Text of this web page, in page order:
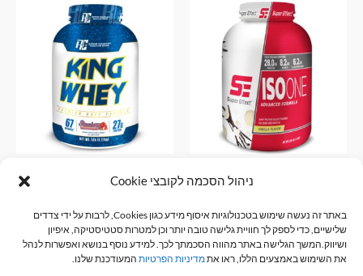
ניהול הסכמה לקובצי Cookie
באתר זה נעשה שימוש בטכנולוגיות איסוף מידע כגון Cookies, לרבות על ידי צדדים
שלישיים, כדי לספק לך חוויית גלישה טובה יותר וכן למטרות סטטיסטיקה, איפיון
ושיווק.המשך הגלישה באתר מהווה הסכמתך לכך. למידע נוסף בנושא ואפשרות לנהל
את השימוש באמצעים הללו, ראו אתמדיניות הפרטיות המעודכנת שלנו.
כללי
₪379.00
הוספה לסל
אבקת חלבון Whey רוני קולמן –
אבקות חלבון
₪279.00
הוספה לסל